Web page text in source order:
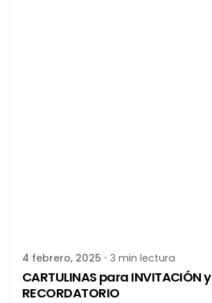
4 febrero, 2025 3 min lectura
CARTULINAS para INVITACIÓN y
RECORDATORIO